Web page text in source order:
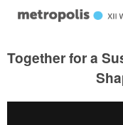
Together for a